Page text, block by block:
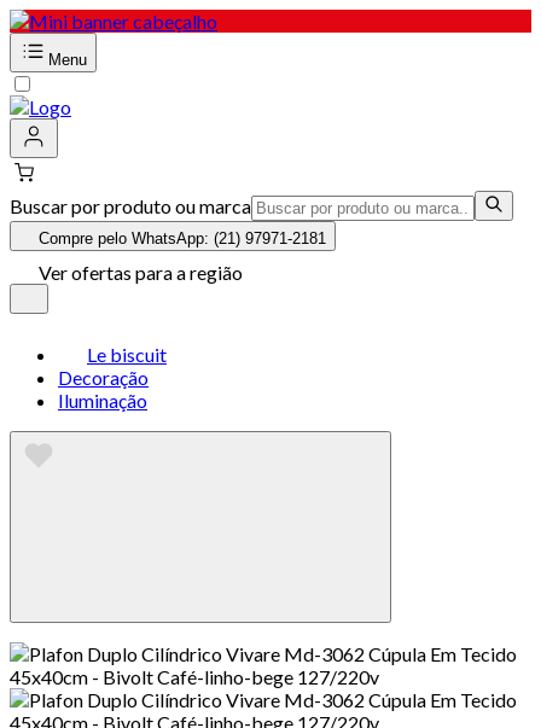
Menu
Buscar por produto ou marca
Compre pelo WhatsApp: (21) 97971-2181
Ver ofertas para a região
Le biscuit
Decoração
Iluminação